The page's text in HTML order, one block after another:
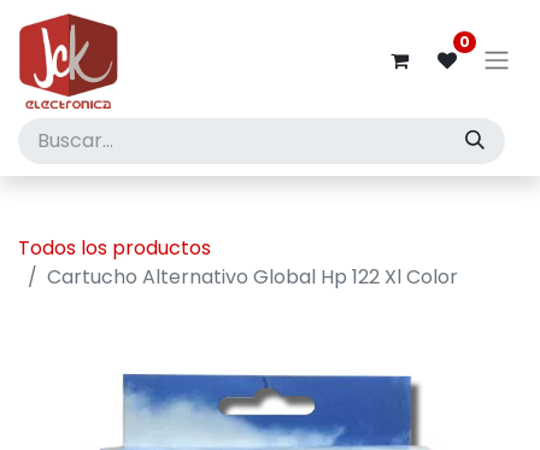
0
Todos los productos
Cartucho Alternativo Global Hp 122 Xl Color